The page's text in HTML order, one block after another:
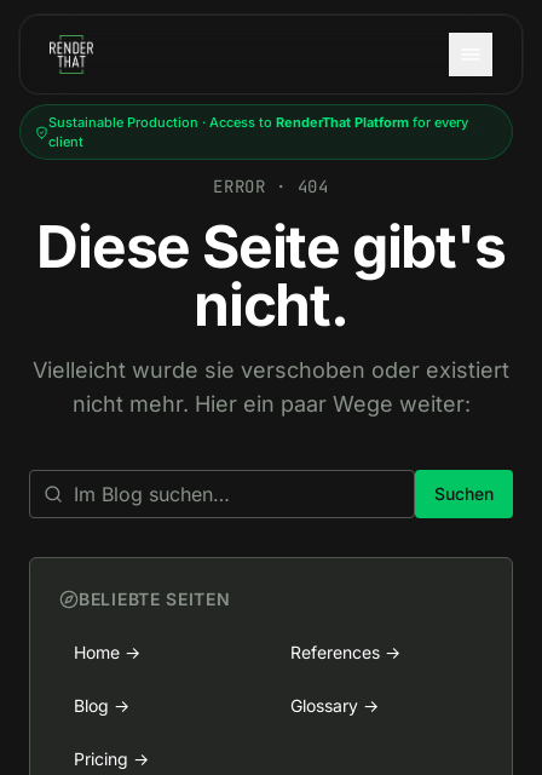
Sustainable Production · Access to RenderThat Platformfor every
client
ERROR · 404
Diese Seite gibt's
nicht.
Vielleicht wurde sie verschoben oder existiert
nicht mehr. Hier ein paar Wege weiter:
Suchen
BELIEBTE SEITEN
Home → References →
Blog → Glossary →
Pricing →